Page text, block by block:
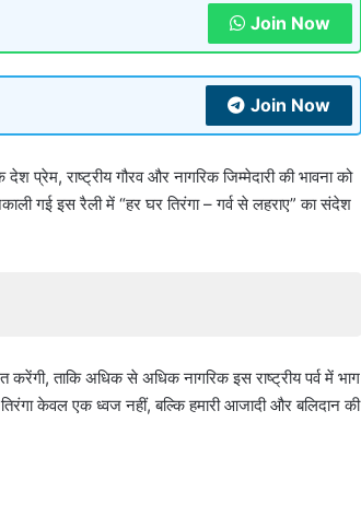
Join Now
Join Now
प्रेम, राष्ट्रीय गौरव और नागरिक जिम्मेदारी की भावना को
गई इस रैली में “हर घर तिरंगा – गर्व से लहराए” का संदेश
करेंगी, ताकि अधिक से अधिक नागरिक इस राष्ट्रीय पर्व में भाग
केवल एक ध्वज नहीं, बल्कि हमारी आजादी और बलिदान की